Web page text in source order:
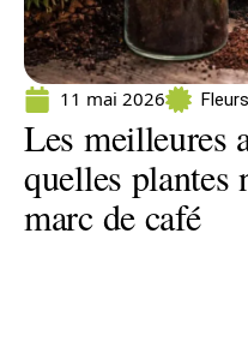
11 mai 2026 Fleurs
Les meilleures
quelles plantes
marc de café